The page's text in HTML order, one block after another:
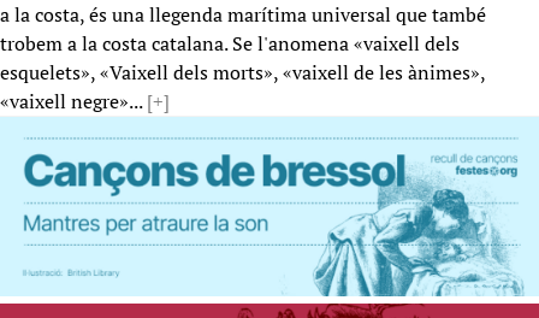
a la costa, és una llegenda marítima universal que també
trobem a la costa catalana. Se l'anomena «vaixell dels
esquelets», «Vaixell dels morts», «vaixell de les ànimes»,
«vaixell negre»...[+]